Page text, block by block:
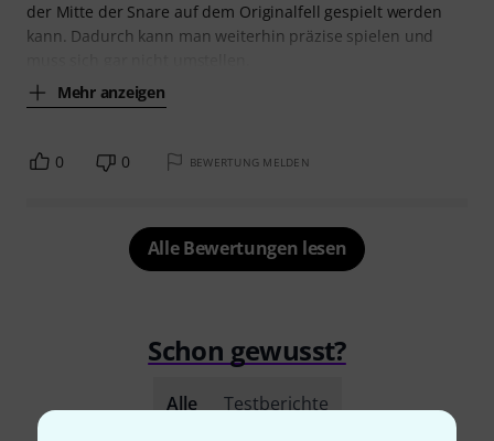
der Mitte der Snare auf dem Originalfell gespielt werden
kann. Dadurch kann man weiterhin präzise spielen und
Mehr anzeigen
0 0 BEWERTUNG MELDEN
Alle Bewertungen lesen
Schon gewusst?
Alle Testberichte